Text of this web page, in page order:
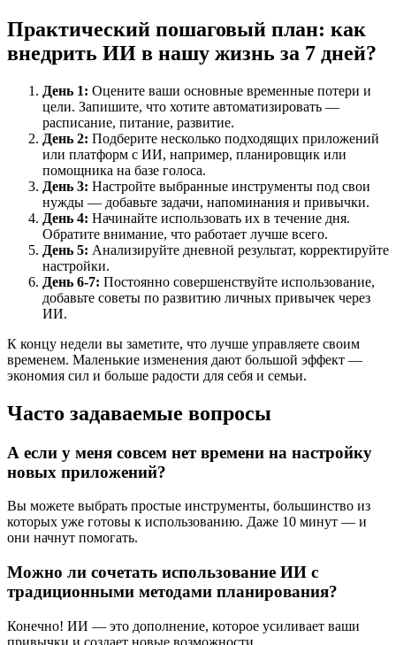
Практический пошаговый план: как
внедрить ИИ в нашу жизнь за 7 дней?
День 1: Оцените ваши основные временные потери и
цели. Запишите, что хотите автоматизировать —
расписание, питание, развитие.
День 2: Подберите несколько подходящих приложений
или платформ с ИИ, например, планировщик или
помощника на базе голоса.
День 3: Настройте выбранные инструменты под свои
нужды — добавьте задачи, напоминания и привычки.
День 4: Начинайте использовать их в течение дня.
Обратите внимание, что работает лучше всего.
День 5: Анализируйте дневной результат, корректируйте
настройки.
День 6-7: Постоянно совершенствуйте использование,
добавьте советы по развитию личных привычек через
ИИ.
К концу недели вы заметите, что лучше управляете своим
временем. Маленькие изменения дают большой эффект —
экономия сил и больше радости для себя и семьи.
Часто задаваемые вопросы
А если у меня совсем нет времени на настройку
новых приложений?
Вы можете выбрать простые инструменты, большинство из
которых уже готовы к использованию. Даже 10 минут — и
они начнут помогать.
Можно ли сочетать использование ИИ с
традиционными методами планирования?
Конечно! ИИ — это дополнение, которое усиливает ваши
привычки и создает новые возможности.